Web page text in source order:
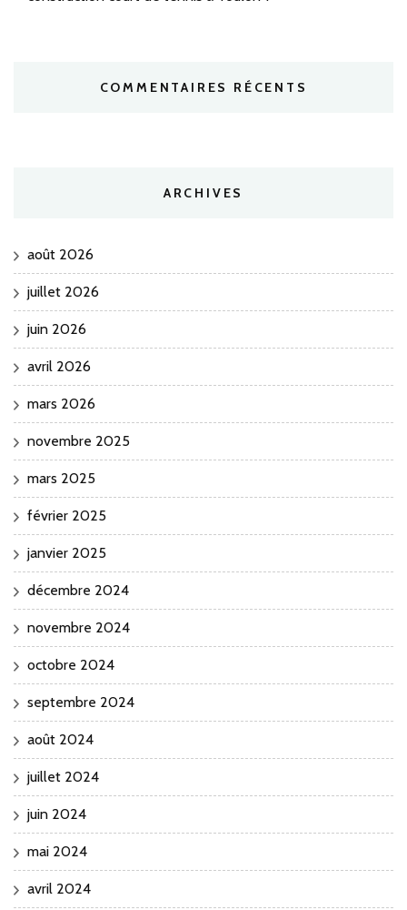
COMMENTAIRES RÉCENTS
ARCHIVES
août 2026
juillet 2026
juin 2026
avril 2026
mars 2026
novembre 2025
mars 2025
février 2025
janvier 2025
décembre 2024
novembre 2024
octobre 2024
septembre 2024
août 2024
juillet 2024
juin 2024
mai 2024
avril 2024